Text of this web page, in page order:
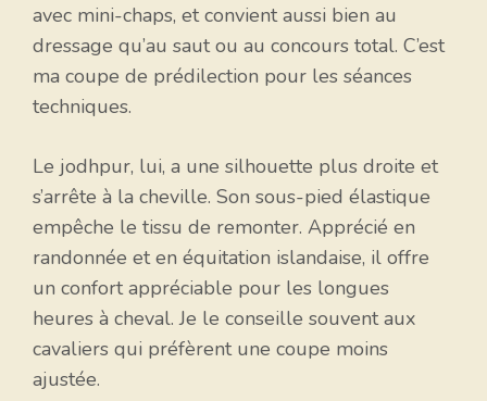
avec mini-chaps, et convient aussi bien au
dressage qu’au saut ou au concours total. C’est
ma coupe de prédilection pour les séances
techniques.
Le jodhpur, lui, a une silhouette plus droite et
s’arrête à la cheville. Son sous-pied élastique
empêche le tissu de remonter. Apprécié en
randonnée et en équitation islandaise, il offre
un confort appréciable pour les longues
heures à cheval. Je le conseille souvent aux
cavaliers qui préfèrent une coupe moins
ajustée.